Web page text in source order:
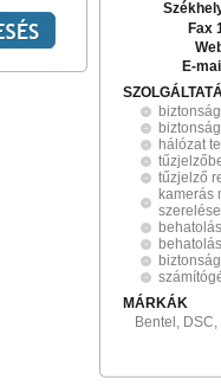
Fax
E-
hálózat
tűzjelző
kamerás
szerelése
MÁRKÁK
Bentel,